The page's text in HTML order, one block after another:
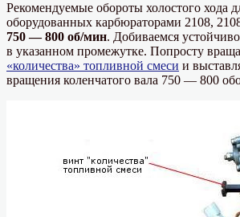
Рекомендуемые обороты холостого хода
оборудованных карбюраторами 2108,
750 — 800 об/мин. Добиваемся
в указанном промежутке. Попросту
«количества» топливной смеси и
вращения коленчатого вала 750 — 800